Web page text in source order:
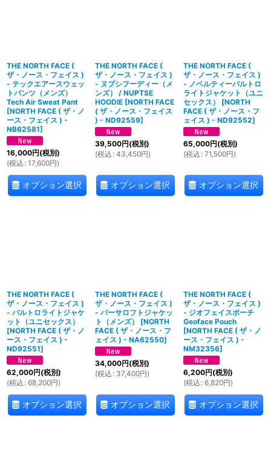
THE NORTH FACE (
ザ・ノース・フェイス )
- テックエアースウェッ
トパンツ（メンズ）
Tech Air Sweat Pant
[NORTH FACE ( ザ・ノ
ース・フェイス ) -
NB62581]
16,000円(税別)
(税込 : 17,600円)
オプション選択
THE NORTH FACE (
ザ・ノース・フェイス )
- ヌプシフーディー（メ
ンズ） / NUPTSE
HOODIE [NORTH FACE
( ザ・ノース・フェイス
) - ND92559]
39,500円(税別)
(税込 : 43,450円)
オプション選択
THE NORTH FACE (
ザ・ノース・フェイス )
- ノベルティーバルトロ
ライトジャケット（ユニ
セックス）
[NORTH
FACE ( ザ・ノース・フ
ェイス ) - ND92552]
65,000円(税別)
(税込 : 71,500円)
オプション選択
THE NORTH FACE (
ザ・ノース・フェイス )
- バルトロライトジャケ
ット（ユニセックス）
[NORTH FACE ( ザ・ノ
ース・フェイス ) -
ND92551]
62,000円(税別)
(税込 : 68,200円)
オプション選択
THE NORTH FACE (
ザ・ノース・フェイス )
- バーサロフトジャケッ
ト（メンズ）
[NORTH
FACE ( ザ・ノース・フ
ェイス ) - NA62550]
34,000円(税別)
(税込 : 37,400円)
オプション選択
THE NORTH FACE (
ザ・ノース・フェイス )
- ジオフェイスポーチ
Geoface Pouch
[NORTH FACE ( ザ・ノ
ース・フェイス ) -
NM32356]
6,200円(税別)
(税込 : 6,820円)
オプション選択